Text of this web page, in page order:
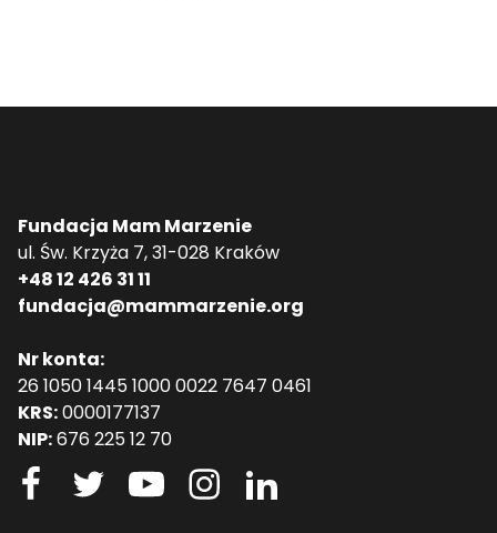
Fundacja Mam Marzenie
ul. Św. Krzyża 7, 31-028 Kraków
+48 12 426 31 11
fundacja@mammarzenie.org
Nr konta:
26 1050 1445 1000 0022 7647 0461
KRS:0000177137
NIP:676 225 12 70